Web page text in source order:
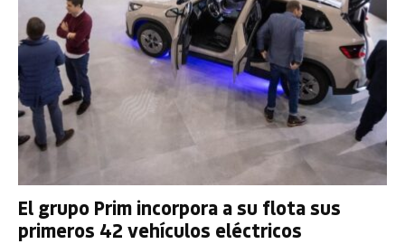
El grupo Prim incorpora a su flota sus
primeros 42 vehículos eléctricos